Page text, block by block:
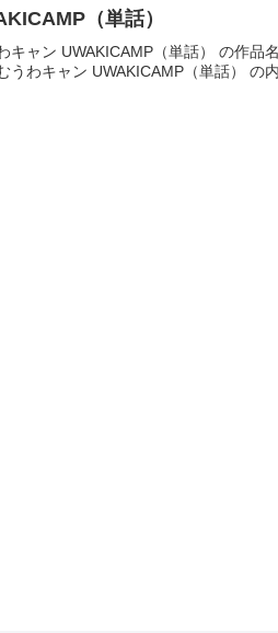
（単話）
キャン UWAKICAMP（単話） の作品
うわキャン UWAKICAMP（単話） の